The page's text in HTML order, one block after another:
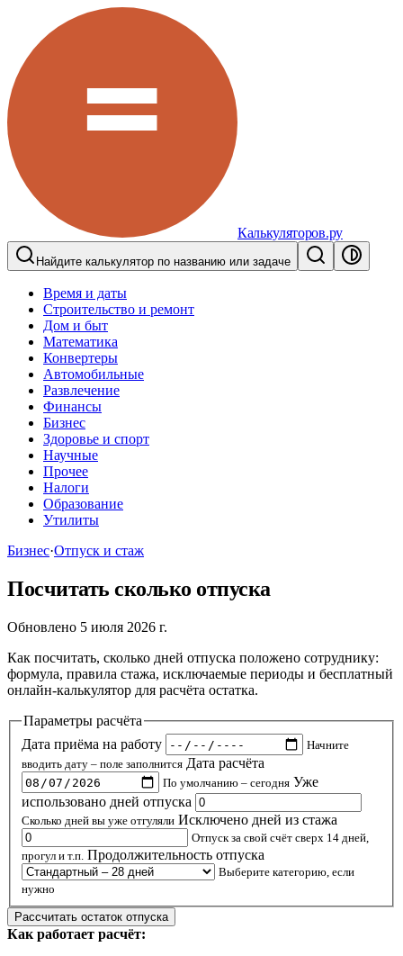
Калькуляторов.ру
Найдите калькулятор по названию или задаче
Время и даты
Строительство и ремонт
Дом и быт
Математика
Конвертеры
Автомобильные
Развлечение
Финансы
Бизнес
Здоровье и спорт
Научные
Прочее
Налоги
Образование
Утилиты
Бизнес·Отпуск и стаж
Посчитать сколько отпуска
Обновлено 5 июля 2026 г.
Как посчитать, сколько дней отпуска положено сотруднику:
формула, правила стажа, исключаемые периоды и бесплатный
онлайн-калькулятор для расчёта остатка.
Параметры расчёта
Дата приёма на работу
Начните
вводить дату – поле заполнится Дата расчёта
По умолчанию – сегодня Уже
использовано дней отпуска
Сколько дней вы уже отгуляли Исключено дней из стажа
Отпуск за свой счёт сверх 14 дней,
прогул и т.п. Продолжительность отпуска
Выберите категорию, если
нужно
Рассчитать остаток отпуска
Как работает расчёт: